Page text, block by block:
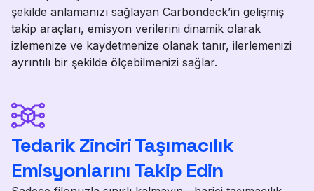
şekilde anlamanızı sağlayan Carbondeck’in gelişmiş
takip araçları, emisyon verilerini dinamik olarak
izlemenize ve kaydetmenize olanak tanır, ilerlemenizi
ayrıntılı bir şekilde ölçebilmenizi sağlar.
Tedarik Zinciri Taşımacılık
Emisyonlarını Takip Edin